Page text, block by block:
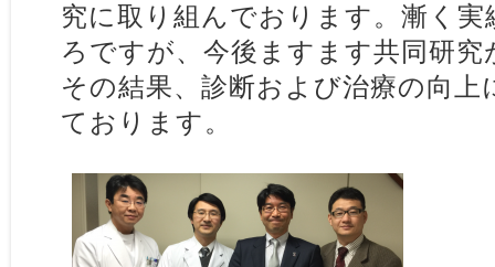
究に取り組んでおります。漸く
ろですが、今後ますます共同研
その結果、診断および治療の向
ております。